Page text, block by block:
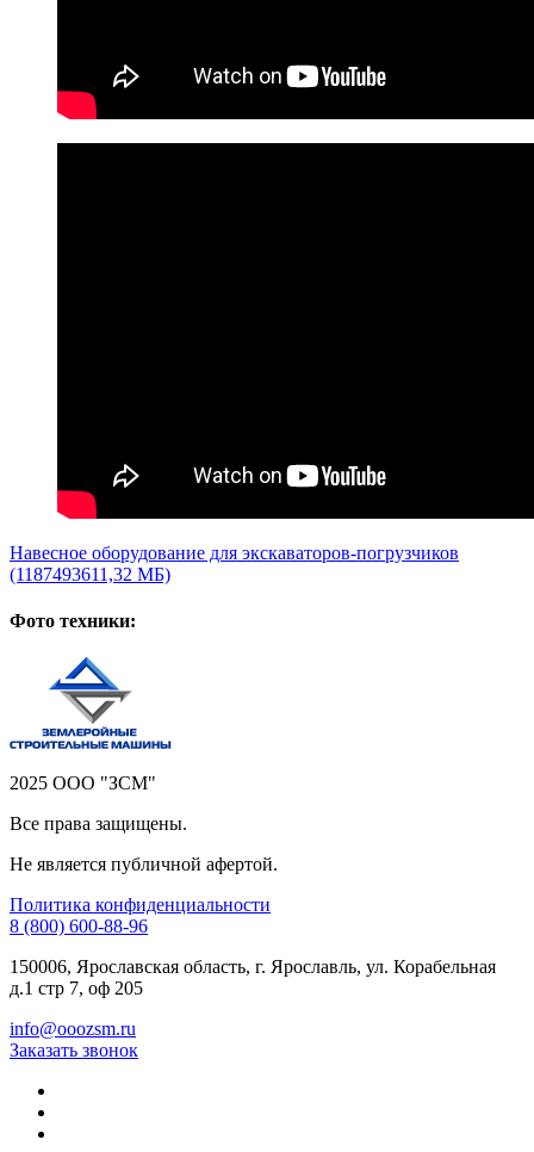
Навесное оборудование для экскаваторов-погрузчиков
(1187493611,32 МБ)
Фото техники:
2025 ООО "ЗСМ"
Все права защищены.
Не является публичной афертой.
Политика конфиденциальности
8 (800) 600-88-96
150006, Ярославская область, г. Ярославль, ул. Корабельная
д.1 стр 7, оф 205
info@ooozsm.ru
Заказать звонок